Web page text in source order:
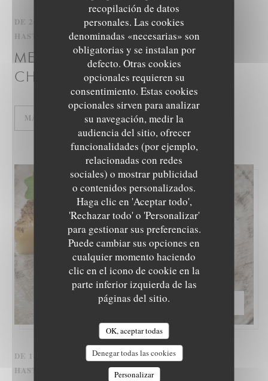
recopilación de datos
personales. Las cookies
denominadas «necesarias» son
obligatorias y se instalan por
defecto. Otras cookies
opcionales requieren su
consentimiento. Estas cookies
opcionales sirven para analizar
su navegación, medir la
audiencia del sitio, ofrecer
funcionalidades (por ejemplo,
relacionadas con redes
sociales) o mostrar publicidad
o contenidos personalizados.
Haga clic en 'Aceptar todo',
'Rechazar todo' o 'Personalizar'
para gestionar sus preferencias.
Puede cambiar sus opciones en
cualquier momento haciendo
clic en el icono de cookie en la
parte inferior izquierda de las
páginas del sitio.
OK, aceptar todas
Denegar todas las cookies
Personalizar
DE 20/11/2026 HASTA LAS 21/11/2026 DE LAS 12H15
HASTA LAS 22H45
MENÚ COLECCIÓN
CHAMPIÑONES 2025-COPY
MÁS INFORMACIÓN((ABRE EN UNA NUEVA VENTANA))
PRECIO —
DE 18/12/2026 HASTA LAS 19/12/2026 DE LAS 12H15
HASTA LAS 23H15
LE NID - TABLE INTIMISTE